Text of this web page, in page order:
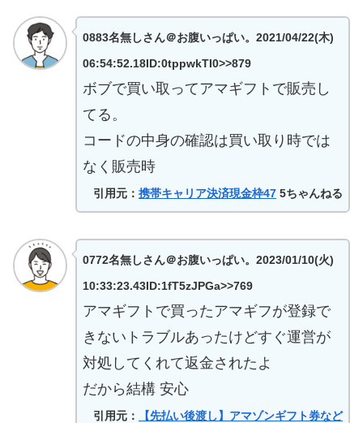
0883名無しさん＠お腹いっぱい。2021/04/22(木)
06:54:52.18ID:0tppwkTI0>>879
ボブで買い取ってアマギフトで販売し
てる。
コードの中身の確認は買い取り時では
なく販売時
引用元： 携帯キャリア決済現金枠47 5ちゃんねる
0772名無しさん＠お腹いっぱい。2023/01/10(火)
10:33:23.43ID:1fT5zJPGa>>769
アマギフトで買ったアマギフが登録で
きないトラブルあったけどすぐ運営が
対処してくれて返金されたよ
だから結構 安心
引用元：
【先払い後渡し】アマゾンギフト券など